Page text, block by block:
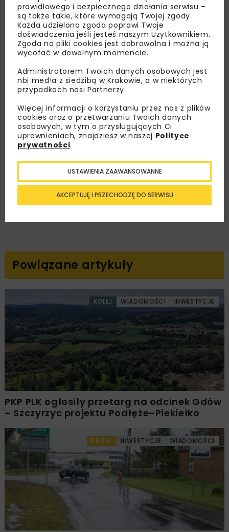
Lubisz wiedzieć więcej?
Zapisz się do newslettera aby otrzymywać od
nas najlepsze informacje branżowe,
zaproszenia na wydarzenia, atrakcyjne oferty i
dedykowane akcje specjalne.
Regulaminemoraz wyrażam zgodę na otrzymywanie na
podany przeze mnie adres e-mail korespondencji
handlowej w postaci newslettera.
ZAPISZ MNIE
Powiązane artykuły
KOLEJ WIADOMOŚCI INWESTYCJE
PKP PLK ogłosiły przetarg na odcinek Gdów
– Szczyrzyc projektu Podłęże–Piekiełko
DROGI INWESTYCJE WIADOMOŚCI
prawidłowego i bezpiecznego działania serwisu –
są także takie, które wymagają Twojej zgody.
Każda udzielona zgoda poprawi Twoje
doświadczenia jeśli jesteś naszym Użytkownikiem.
Zgoda na pliki cookies jest dobrowolna i można ją
wycofać w dowolnym momencie.
Administratorem Twoich danych osobowych jest
nbi med!a z siedzibą w Krakowie, a w niektórych
przypadkach nasi Partnerzy.
Więcej informacji o korzystaniu przez nas z plików
cookies oraz o przetwarzaniu Twoich danych
osobowych, w tym o przysługujących Ci
uprawnieniach, znajdziesz w naszej Polityce
prywatności.
AKCEPTUJĘ I PRZECHODZĘ DO SERWISU
USTAWIENIA ZAAWANSOWANNE